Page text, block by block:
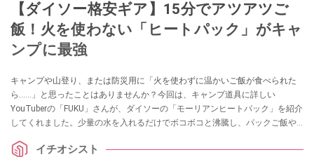
【ダイソー格安ギア】15分でアツアツご
飯！火を使わない「ヒートパック」がキャ
ンプに最強
キャンプや山登り、または防災用に「火を使わずに温かいご飯が食べられた
ら……」と思ったことはありませんか？今回は、キャンプ道具に詳しい
YouTuberの「FUKU」さんが、ダイソーの「モーリアンヒートパック」を紹介
してくれました。少量の水を入れるだけでボコボコと沸騰し、パックご飯や
を見直したい方は必見です！
イチオシスト